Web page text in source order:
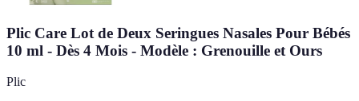
Plic Care Lot de Deux Seringues Nasales Pour Bébés
10 ml - Dès 4 Mois - Modèle : Grenouille et Ours
Plic